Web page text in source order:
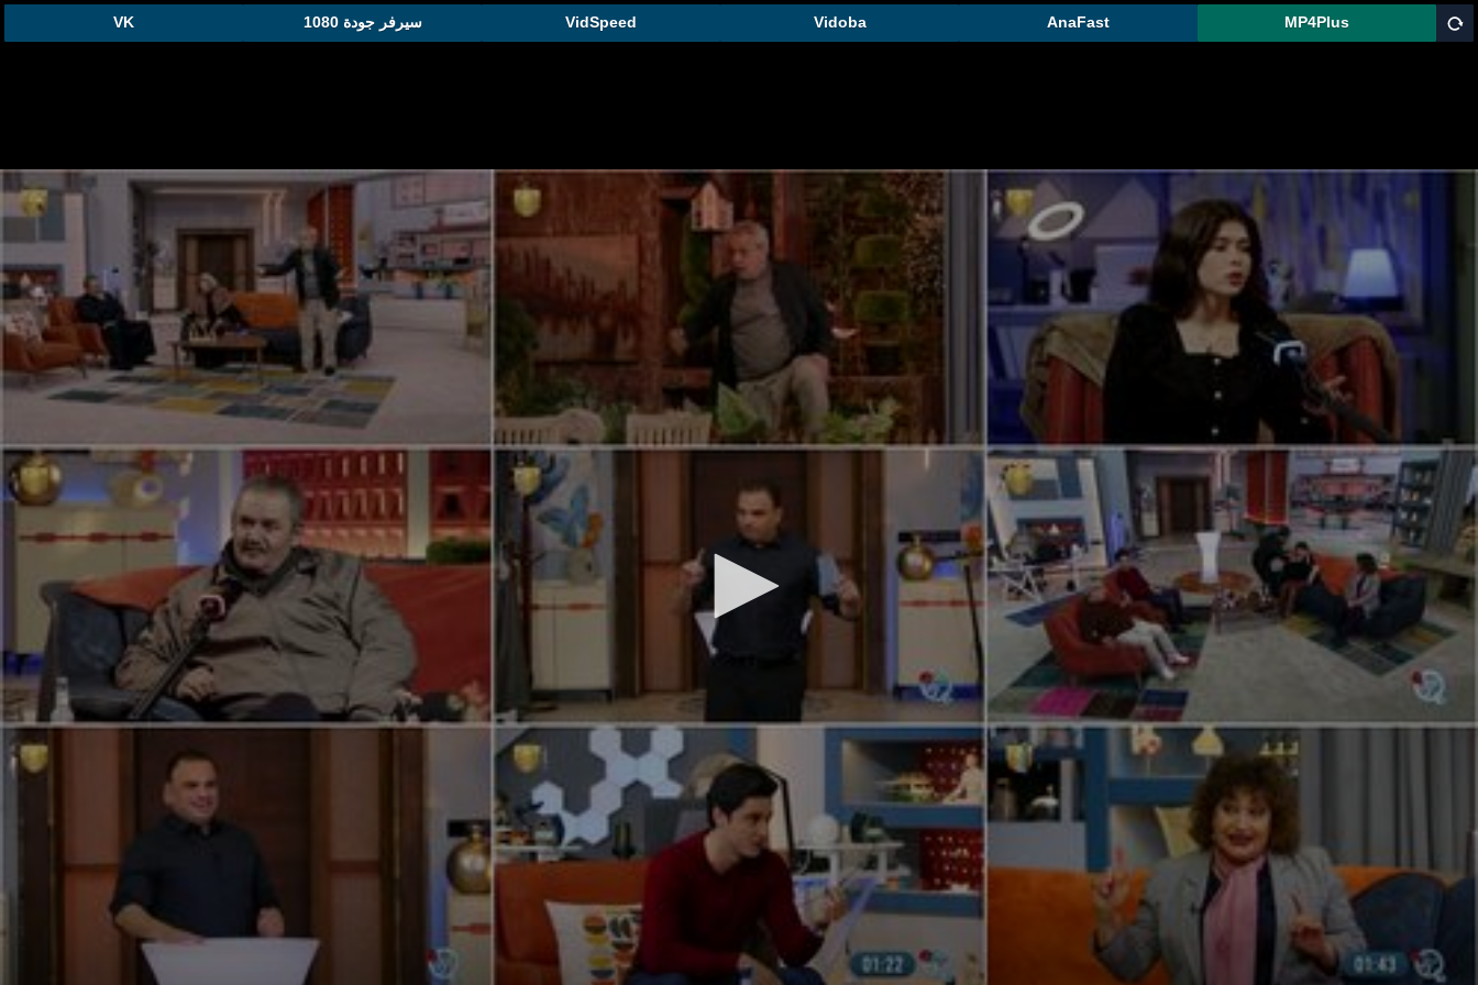
MP4Plus
AnaFast
Vidoba
VidSpeed سيرفر جودة 1080 VK